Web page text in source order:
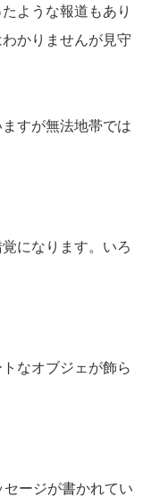
ような報道もあり
かりませんが見守
すが無法地帯では
になります。いろ
なオブジェが飾ら
ージが書かれてい